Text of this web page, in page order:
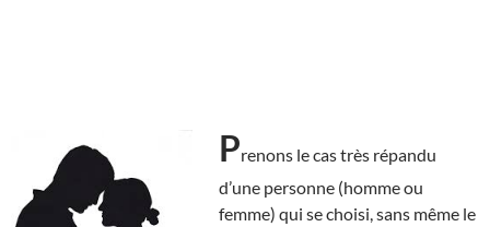
Prenons le cas très répandu
d’une personne (homme ou
femme) qui se choisi, sans même le